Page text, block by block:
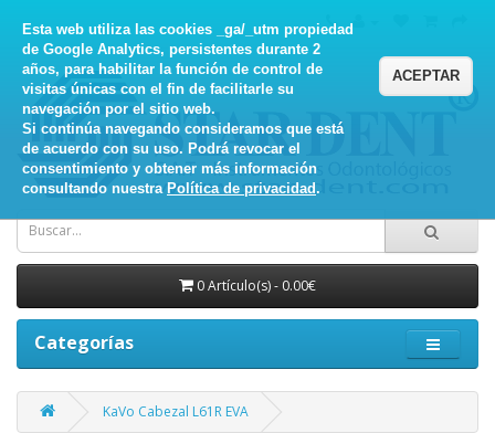
Esta web utiliza las cookies _ga/_utm propiedad
de Google Analytics, persistentes durante 2
años, para habilitar la función de control de
visitas únicas con el fin de facilitarle su
navegación por el sitio web.
Si continúa navegando consideramos que está
de acuerdo con su uso. Podrá revocar el
consentimiento y obtener más información
consultando nuestra Política de privacidad.
ACEPTAR
0 Artículo(s) - 0.00€
Categorías
KaVo Cabezal L61R EVA